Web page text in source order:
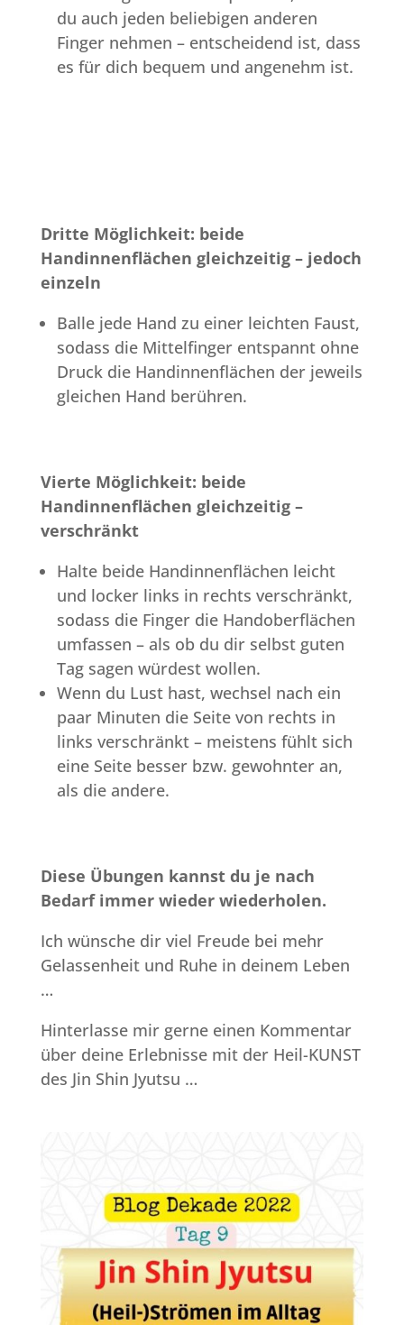
du auch jeden beliebigen anderen
Finger nehmen – entscheidend ist, dass
es für dich bequem und angenehm ist.
Dritte Möglichkeit: beide
Handinnenflächen gleichzeitig – jedoch
einzeln
Balle jede Hand zu einer leichten Faust,
sodass die Mittelfinger entspannt ohne
Druck die Handinnenflächen der jeweils
gleichen Hand berühren.
Vierte Möglichkeit: beide
Handinnenflächen gleichzeitig –
verschränkt
Halte beide Handinnenflächen leicht
und locker links in rechts verschränkt,
sodass die Finger die Handoberflächen
umfassen – als ob du dir selbst guten
Tag sagen würdest wollen.
Wenn du Lust hast, wechsel nach ein
paar Minuten die Seite von rechts in
links verschränkt – meistens fühlt sich
eine Seite besser bzw. gewohnter an,
als die andere.
Diese Übungen kannst du je nach
Bedarf immer wieder wiederholen.
Ich wünsche dir viel Freude bei mehr
Gelassenheit und Ruhe in deinem Leben
…
Hinterlasse mir gerne einen Kommentar
über deine Erlebnisse mit der Heil-KUNST
des Jin Shin Jyutsu …